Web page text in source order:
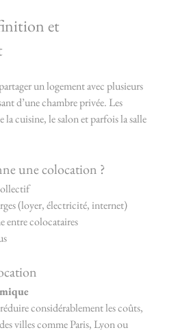
et
un logement avec plusieurs
d’une chambre privée. Les
la cuisine, le salon et parfois la salle
une colocation ?
(loyer, électricité, internet)
entre colocataires
considérablement les coûts,
villes comme Paris, Lyon ou